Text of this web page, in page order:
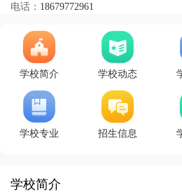
电话： 18679772961
学校简介 学校动态
学校专业 招生信息
学校简介